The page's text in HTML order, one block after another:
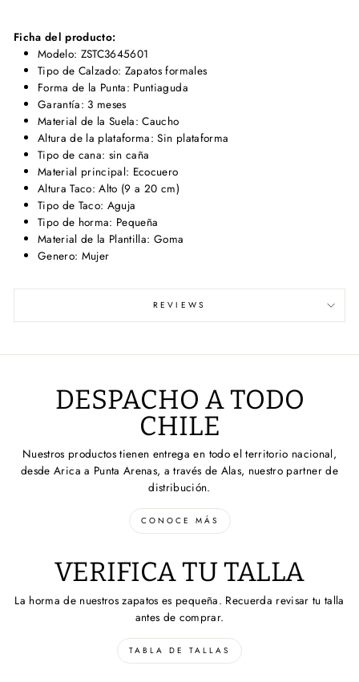
Ficha del producto:
Modelo: ZSTC3645601
Tipo de Calzado: Zapatos formales
Forma de la Punta: Puntiaguda
Garantía: 3 meses
Material de la Suela: Caucho
Altura de la plataforma: Sin plataforma
Tipo de cana: sin caña
Material principal: Ecocuero
Altura Taco: Alto (9 a 20 cm)
Tipo de Taco: Aguja
Tipo de horma: Pequeña
Material de la Plantilla: Goma
Genero: Mujer
REVIEWS
DESPACHO A TODO
CHILE
Nuestros productos tienen entrega en todo el territorio nacional,
desde Arica a Punta Arenas, a través de Alas, nuestro partner de
distribución.
CONOCE MÁS
VERIFICA TU TALLA
La horma de nuestros zapatos es pequeña. Recuerda revisar tu talla
antes de comprar.
TABLA DE TALLAS